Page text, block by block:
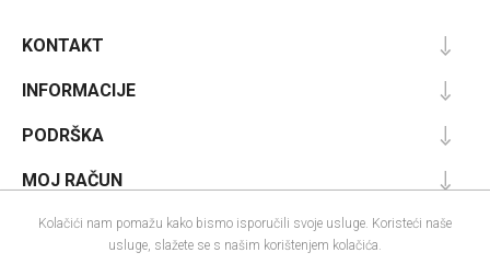
KONTAKT
INFORMACIJE
PODRŠKA
MOJ RAČUN
Kolačići nam pomažu kako bismo isporučili svoje usluge. Koristeći naše
usluge, slažete se s našim korištenjem kolačića.